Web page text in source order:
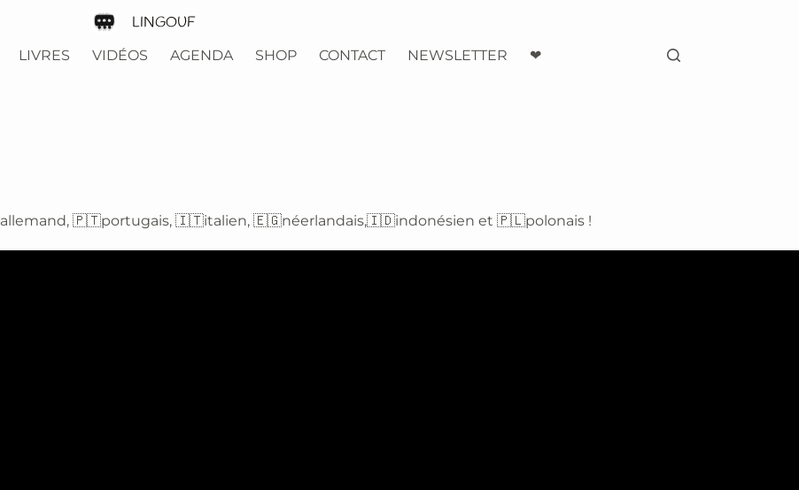
LINGOUF
LIVRES VIDÉOS AGENDA SHOP CONTACT NEWSLETTER ❤
🇵🇹portugais, 🇮🇹italien, 🇪🇬néerlandais,🇮🇩indonésien et 🇵🇱polonais !